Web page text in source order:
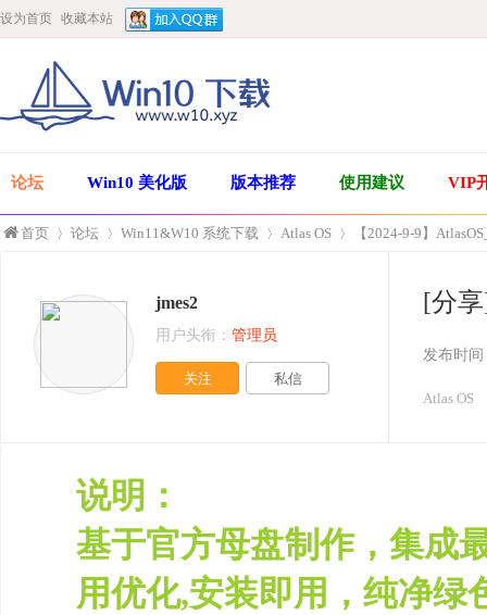
设为首页 收藏本站
论坛 Win10 美化版 版本推荐 使用建议 VIP
首页
»
论坛 Win11&W10 系统下载
›
Atlas OS 【2024-9-9】
[分享
发布时间
Atlas OS
jmes2
用户头衔： 管理员
关注 私信
说明：
基于官方母盘制作，集成
用优化,安装即用，纯净绿